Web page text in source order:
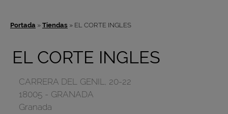
Portada » Tiendas » EL CORTE INGLES
EL CORTE INGLES
CARRERA DEL GENIL, 20-22
18005- GRANADA
Granada